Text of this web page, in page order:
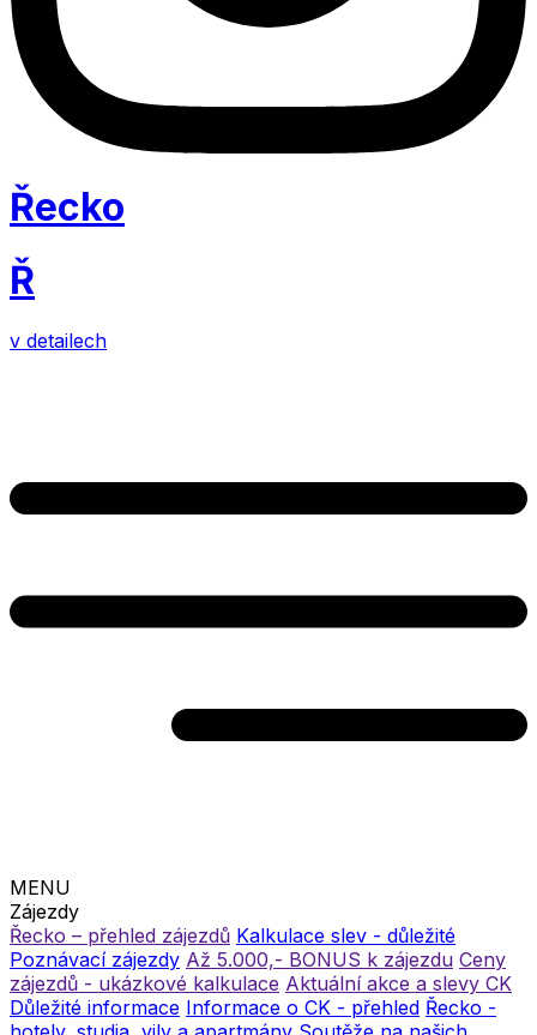
Řecko
Ř
v detailech
MENU
Zájezdy
Řecko – přehled zájezdů Kalkulace slev - důležité
Poznávací zájezdy Až 5.000,- BONUS k zájezdu Ceny
zájezdů - ukázkové kalkulace Aktuální akce a slevy CK
Důležité informace Informace o CK - přehled Řecko -